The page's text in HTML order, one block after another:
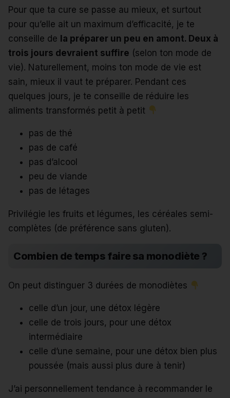
Pour que ta cure se passe au mieux, et surtout
pour qu’elle ait un maximum d’efficacité, je te
conseille de la préparer un peu en amont. Deux à
trois jours devraient suffire (selon ton mode de
vie). Naturellement, moins ton mode de vie est
sain, mieux il vaut te préparer. Pendant ces
quelques jours, je te conseille de réduire les
aliments transformés petit à petit
pas de thé
pas de café
pas d’alcool
peu de viande
pas de létages
Privilégie les fruits et légumes, les céréales semi-
complètes (de préférence sans gluten).
Combien de temps faire sa monodiète ?
On peut distinguer 3 durées de monodiètes
celle d’un jour, une détox légère
celle de trois jours, pour une détox
intermédiaire
celle d’une semaine, pour une détox bien plus
poussée (mais aussi plus dure à tenir)
J’ai personnellement tendance à recommander le